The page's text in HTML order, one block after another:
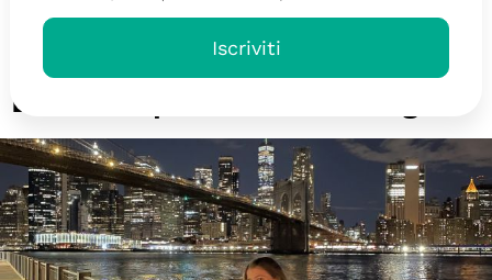
Lasciati ispirare dalle immagini
Iscriviti